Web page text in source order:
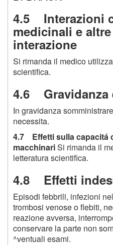
4.5 Interazioni
medicinali e
interazione
Si rimanda il medico
scientifica.
4.6 Gravidanza
In gravidanza
necessita.
4.7 Effetti sulla capacitá
macchinariSi rimanda il
letteratura scientifica.
4.8 Effetti
Episodi febbrili, infezioni
trombosi venose o flebiti,
reazione avversa,
conservare la parte non
^ventuali esami.